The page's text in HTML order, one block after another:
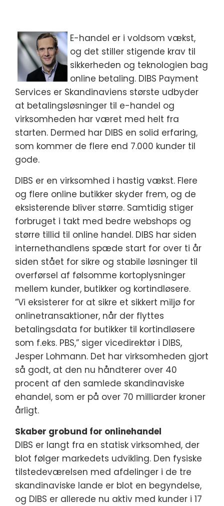
E-handel er i voldsom vækst,
og det stiller stigende krav til
sikkerheden og teknologien bag
online betaling. DIBS Payment
Services er Skandinaviens største udbyder
at betalingsløsninger til e-handel og
virksomheden har været med helt fra
starten. Dermed har DIBS en solid erfaring,
som kommer de flere end 7.000 kunder til
gode.
DIBS er en virksomhed i hastig vækst. Flere
og flere online butikker skyder frem, og de
eksisterende bliver større. Samtidig stiger
forbruget i takt med bedre webshops og
større tillid til online handel. DIBS har siden
internethandlens spæde start for over ti år
siden stået for sikre og stabile løsninger til
overførsel af følsomme kortoplysninger
mellem kunder, butikker og kortindløsere.
”Vi eksisterer for at sikre et sikkert miljø for
onlinetransaktioner, når der flyttes
betalingsdata for butikker til kortindløsere
som f.eks. PBS,” siger vicedirektør i DIBS,
Jesper Lohmann. Det har virksomheden gjort
så godt, at den nu håndterer over 40
procent af den samlede skandinaviske
ehandel, som er på over 70 milliarder kroner
årligt.
Skaber grobund for onlinehandel
DIBS er langt fra en statisk virksomhed, der
blot følger markedets udvikling. Den fysiske
tilstedeværelsen med afdelinger i de tre
skandinaviske lande er blot en begyndelse,
og DIBS er allerede nu aktiv med kunder i 17